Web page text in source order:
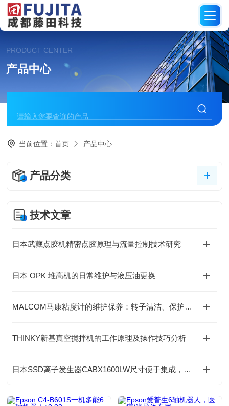
PRODUCT CENTER
产品中心
当前位置：首页 产品中心
产品分类
技术文章
日本武藏点胶机精密点胶原理与流量控制技术研究
日本 OPK 堆高机的日常维护与液压油更换
MALCOM马康粘度计的维护保养：转子清洁、保护框架使用与存放要求
THINKY新基真空搅拌机的工作原理及操作技巧分析
日本SSD离子发生器CABX1600LW尺寸便于集成，灵活配置与汽车工业应用